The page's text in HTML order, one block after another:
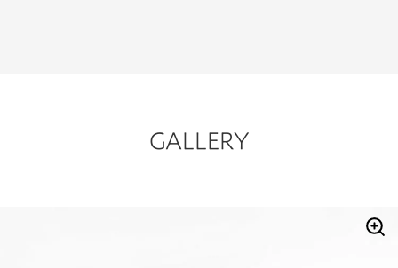
GALLERY